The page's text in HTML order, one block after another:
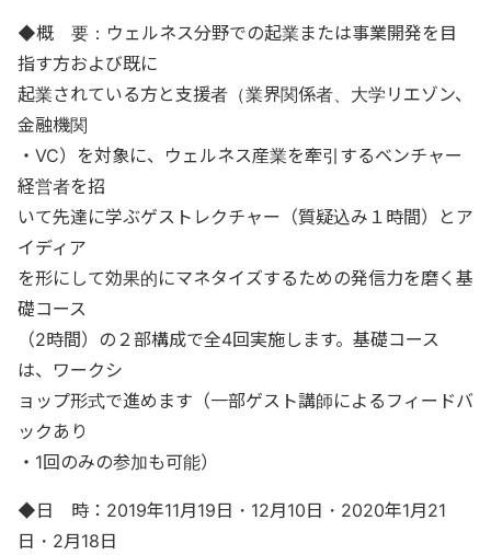
◆概 要：ウェルネス分野での起業または事業開発を目
指す方および既に
起業されている方と支援者（業界関係者、大学リエゾン、
金融機関
・VC）を対象に、ウェルネス産業を牽引するベンチャー
経営者を招
いて先達に学ぶゲストレクチャー（質疑込み１時間）とア
イディア
を形にして効果的にマネタイズするための発信力を磨く基
礎コース
（2時間）の２部構成で全4回実施します。基礎コース
は、ワークシ
ョップ形式で進めます（一部ゲスト講師によるフィードバ
ックあり
・1回のみの参加も可能）
◆日 時：2019年11月19日・12月10日・2020年1月21
日・2月18日